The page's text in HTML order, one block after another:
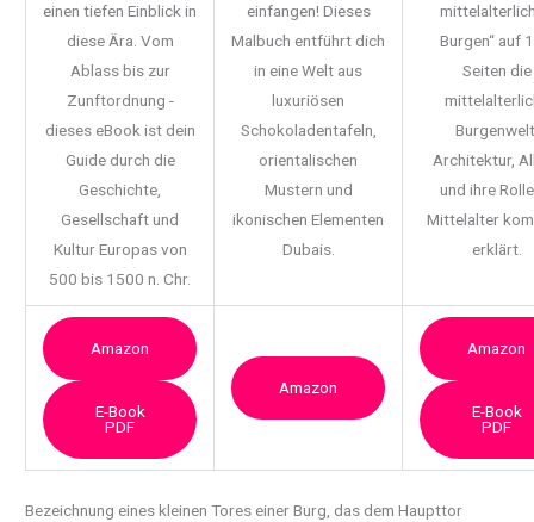
einen tiefen Einblick in
diese Ära. Vom
Ablass bis zur
Zunftordnung -
dieses eBook ist dein
Guide durch die
Geschichte,
Gesellschaft und
Kultur Europas von
500 bis 1500 n. Chr.
einfangen! Dieses
Malbuch entführt dich
in eine Welt aus
luxuriösen
Schokoladentafeln,
orientalischen
Mustern und
ikonischen Elementen
Dubais.
Burgen“ auf
Seiten die
Architektur,
und ihre
Mittelalter
erklärt.
Amazon
E-Book
PDF
Amazon
Amazon
E-Book
PDF
Bezeichnung eines kleinen Tores einer Burg, das dem Haupttor